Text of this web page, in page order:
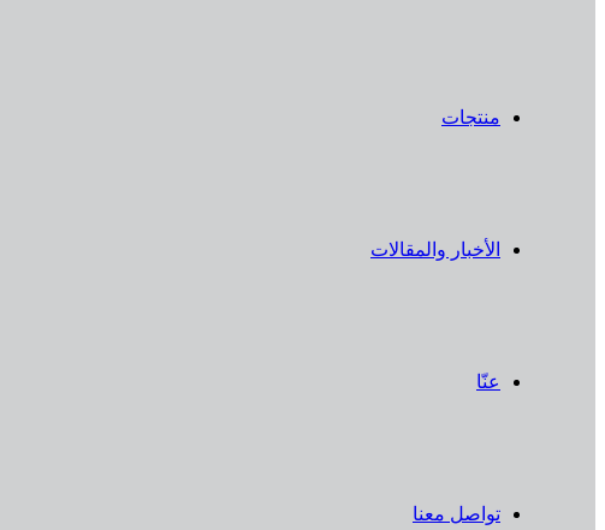
منتجات
الأخبار والمقالات
عنّا
تواصل معنا